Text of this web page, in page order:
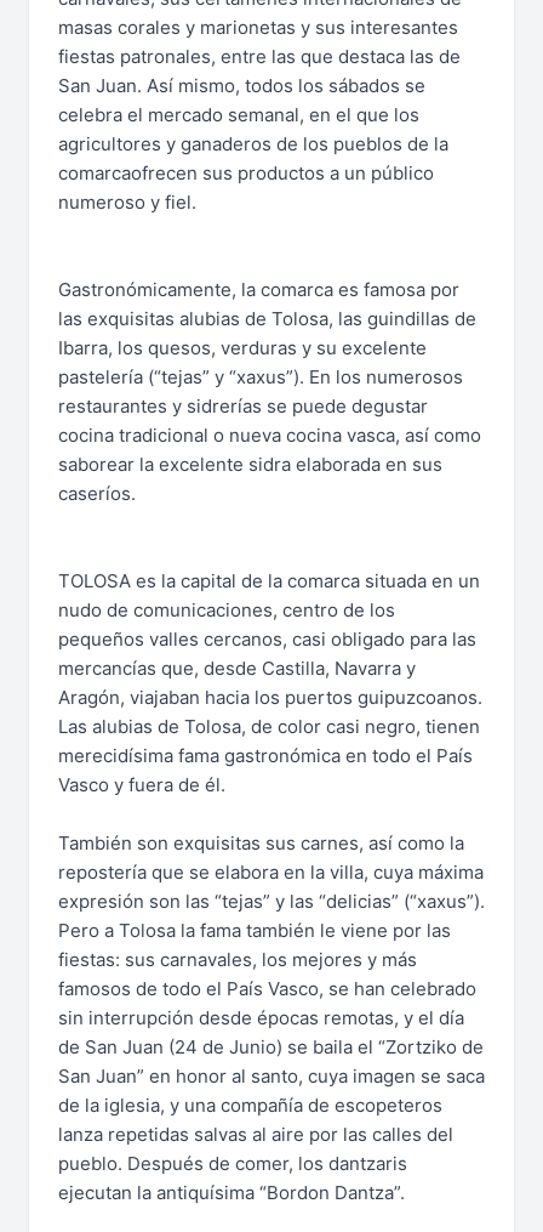
masas corales y marionetas y sus interesantes
fiestas patronales, entre las que destaca las de
San Juan. Así mismo, todos los sábados se
celebra el mercado semanal, en el que los
agricultores y ganaderos de los pueblos de la
comarcaofrecen sus productos a un público
numeroso y fiel.
Gastronómicamente, la comarca es famosa por
las exquisitas alubias de Tolosa, las guindillas de
Ibarra, los quesos, verduras y su excelente
pastelería (“tejas” y “xaxus”). En los numerosos
restaurantes y sidrerías se puede degustar
cocina tradicional o nueva cocina vasca, así como
saborear la excelente sidra elaborada en sus
caseríos.
TOLOSA es la capital de la comarca situada en un
nudo de comunicaciones, centro de los
pequeños valles cercanos, casi obligado para las
mercancías que, desde Castilla, Navarra y
Aragón, viajaban hacia los puertos guipuzcoanos.
Las alubias de Tolosa, de color casi negro, tienen
merecidísima fama gastronómica en todo el País
Vasco y fuera de él.
También son exquisitas sus carnes, así como la
repostería que se elabora en la villa, cuya máxima
expresión son las “tejas” y las “delicias” (“xaxus”).
Pero a Tolosa la fama también le viene por las
fiestas: sus carnavales, los mejores y más
famosos de todo el País Vasco, se han celebrado
sin interrupción desde épocas remotas, y el día
de San Juan (24 de Junio) se baila el “Zortziko de
San Juan” en honor al santo, cuya imagen se saca
de la iglesia, y una compañía de escopeteros
lanza repetidas salvas al aire por las calles del
pueblo. Después de comer, los dantzaris
ejecutan la antiquísima “Bordon Dantza”.